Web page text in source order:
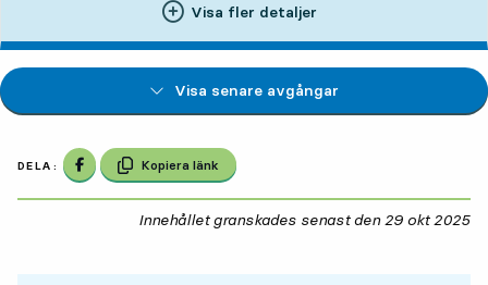
Visa fler detaljer
Visa senare avgångar
DELA: Dela på Facebook
Kopiera länk
Innehållet granskades senast den 29 okt 2025